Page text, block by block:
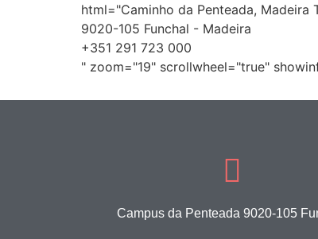
html="Caminho da Penteada, Madeira
9020-105 Funchal - Madeira
+351 291 723 000
" zoom="19" scrollwheel="true"
Campus da Penteada 9020-105